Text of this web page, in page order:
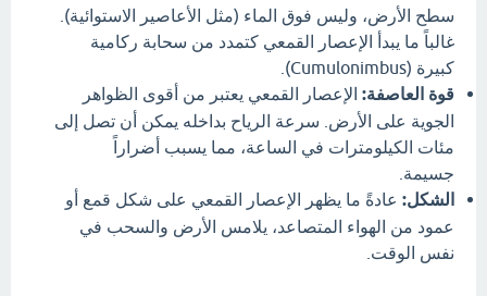
سطح الأرض، وليس فوق الماء (مثل الأعاصير الاستوائية).
غالباً ما يبدأ الإعصار القمعي كتمدد من سحابة ركامية
كبيرة (Cumulonimbus).
قوة العاصفة: الإعصار القمعي يعتبر من أقوى الظواهر
الجوية على الأرض. سرعة الرياح بداخله يمكن أن تصل إلى
مئات الكيلومترات في الساعة، مما يسبب أضراراً
جسيمة.
الشكل: عادةً ما يظهر الإعصار القمعي على شكل قمع أو
عمود من الهواء المتصاعد، يلامس الأرض والسحب في
نفس الوقت.